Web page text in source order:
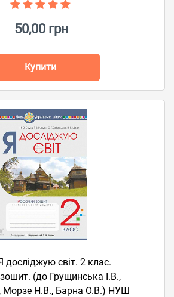
50,00 грн
Купити
досліджую світ. 2 клас.
(до Грущинська І.В.,
Морзе Н.В., Барна О.В.) НУШ